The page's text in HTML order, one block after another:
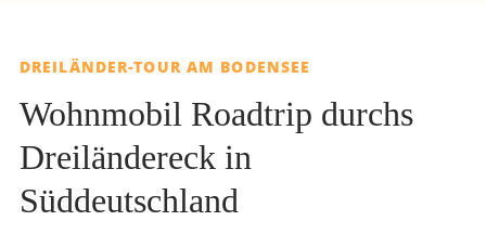
DREILÄNDER-TOUR AM BODENSEE
Wohnmobil Roadtrip durchs
Dreiländereck in
Süddeutschland